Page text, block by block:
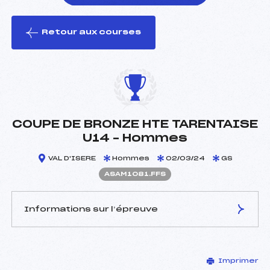
le ski
Retour aux courses
COUPE DE BRONZE HTE TARENTAISE
U14 – Hommes
VAL D'ISERE Hommes 02/03/24 GS
ASAM1081.FFS
Informations sur l’épreuve
TÉBIB KARIM (SA)
Imprimer